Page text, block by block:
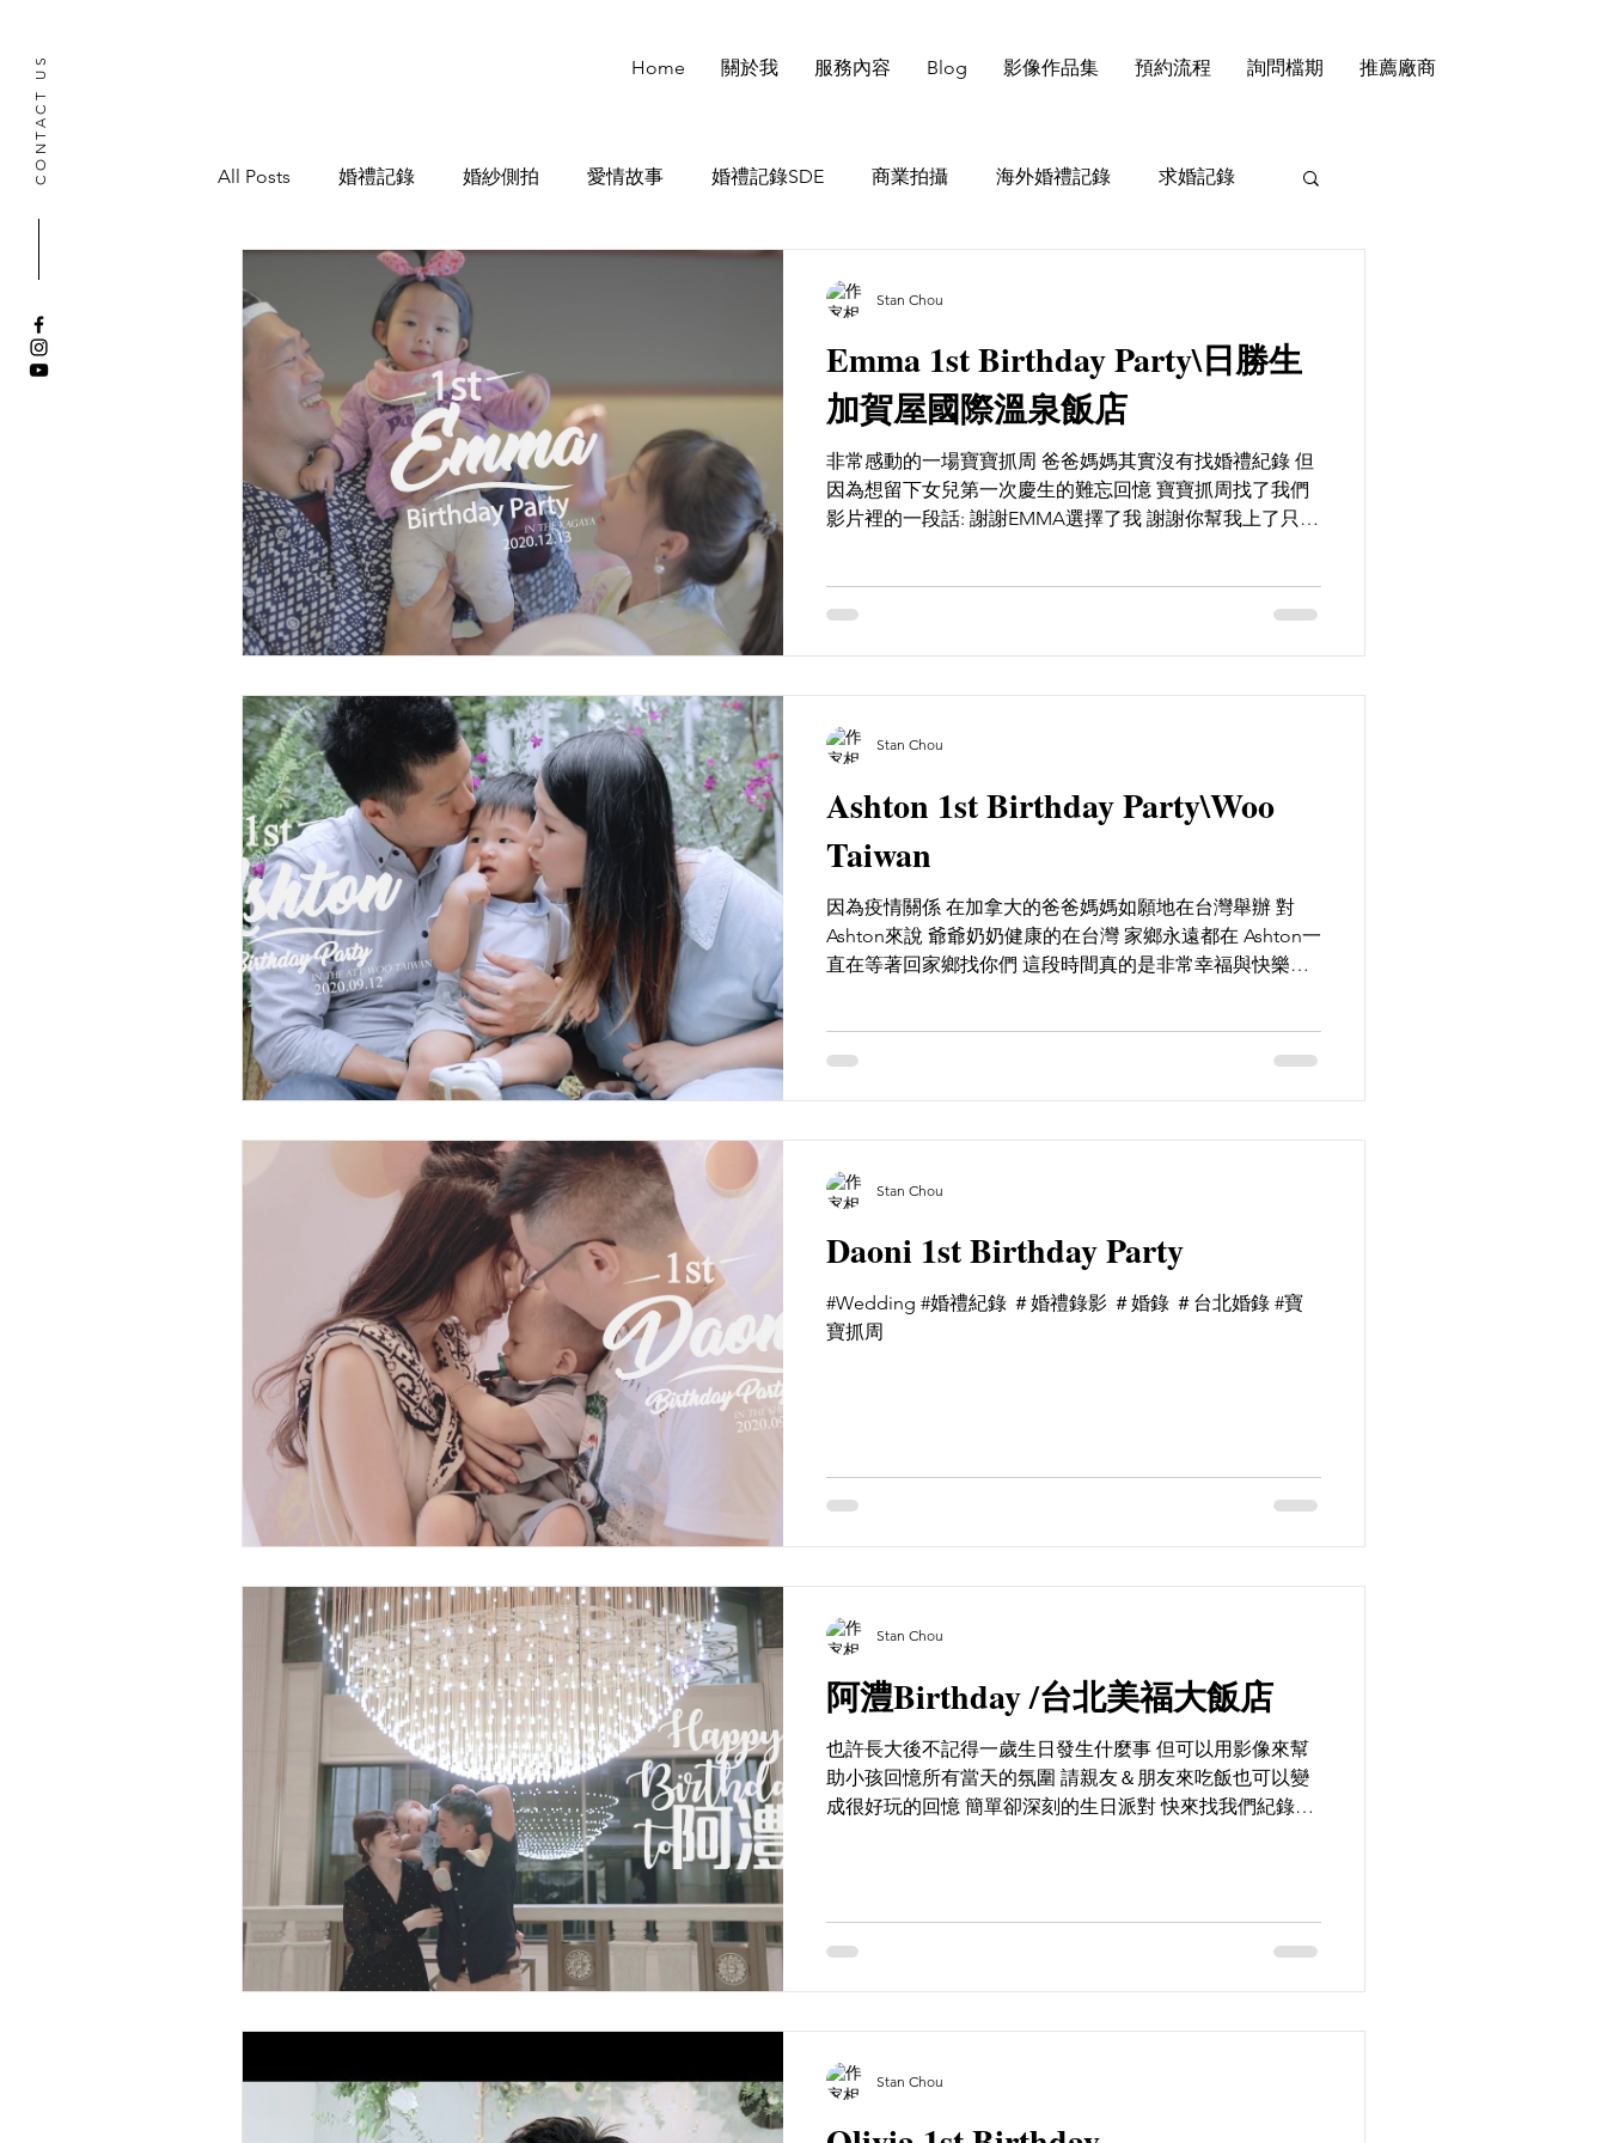
CONTACT US Home 關於我 服務內容 Blog 影像作品集 預約流程 詢問檔期 推薦廠商
All Posts 婚禮記錄 婚紗側拍 愛情故事 婚禮記錄SDE 商業拍攝 海外婚禮記錄 求婚記錄
Emma 1st Birthday Party\日勝生
加賀屋國際溫泉飯店
非常感動的一場寶寶抓周 爸爸媽媽其實沒有找婚禮紀錄 但
因為想留下女兒第一次慶生的難忘回憶 寶寶抓周找了我們
影片裡的一段話: 謝謝EMMA選擇了我 謝謝你幫我上了只有
Stan Chou
Ashton 1st Birthday Party\Woo
Taiwan
因為疫情關係 在加拿大的爸爸媽媽如願地在台灣舉辦 對
Ashton來說 爺爺奶奶健康的在台灣 家鄉永遠都在 Ashton一
直在等著回家鄉找你們 這段時間真的是非常幸福與快樂也
Stan Chou
Daoni 1st Birthday Party
#Wedding #婚禮紀錄 ＃婚禮錄影 ＃婚錄 ＃台北婚錄 #寶
寶抓周
Stan Chou
阿澧Birthday /台北美福大飯店
也許長大後不記得一歲生日發生什麼事 但可以用影像來幫
助小孩回憶所有當天的氛圍 請親友＆朋友來吃飯也可以變
成很好玩的回憶 簡單卻深刻的生日派對 快來找我們紀錄吧
Stan Chou
Stan Chou